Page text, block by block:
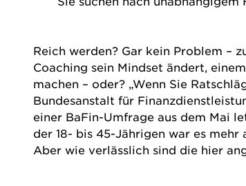
Reich werden? Gar kein Problem –
Coaching sein Mindset ändert,
machen – oder? „Wenn Sie
Bundesanstalt für
einer BaFin-Umfrage aus dem Mai
der 18- bis 45-Jährigen war es
Aber wie verlässlich sind die hier